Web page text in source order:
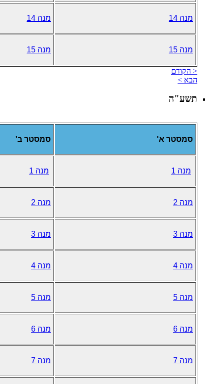
מנה 14 מנה 14
מנה 15 מנה 15
< הקודם
הבא >
תשע"ה
סמסטר א' סמסטר ב'
מנה 1 מנה 1
מנה 2 מנה 2
מנה 3 מנה 3
מנה 4 מנה 4
מנה 5 מנה 5
מנה 6 מנה 6
מנה 7 מנה 7